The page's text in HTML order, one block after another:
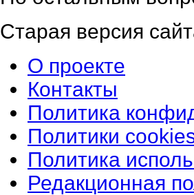
Старая версия
О проекте
Контакты
Политика
Политики
Политика
Редакционная